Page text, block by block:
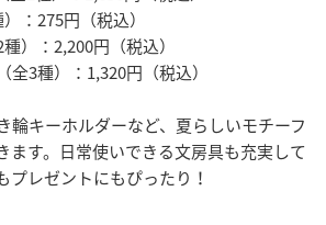
：275円（税込）
）：2,200円（税込）
3種）：1,320円（税込）
輪キーホルダーなど、夏らしいモチーフ
ます。日常使いできる文房具も充実して
プレゼントにもぴったり！